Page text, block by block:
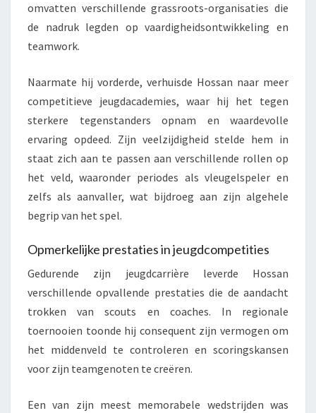
omvatten verschillende grassroots-organisaties die
de nadruk legden op vaardigheidsontwikkeling en
teamwork.
Naarmate hij vorderde, verhuisde Hossan naar meer
competitieve jeugdacademies, waar hij het tegen
sterkere tegenstanders opnam en waardevolle
ervaring opdeed. Zijn veelzijdigheid stelde hem in
staat zich aan te passen aan verschillende rollen op
het veld, waaronder periodes als vleugelspeler en
zelfs als aanvaller, wat bijdroeg aan zijn algehele
begrip van het spel.
Opmerkelijke prestaties in jeugdcompetities
Gedurende zijn jeugdcarrière leverde Hossan
verschillende opvallende prestaties die de aandacht
trokken van scouts en coaches. In regionale
toernooien toonde hij consequent zijn vermogen om
het middenveld te controleren en scoringskansen
voor zijn teamgenoten te creëren.
Een van zijn meest memorabele wedstrijden was